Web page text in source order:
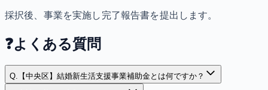
採択後、事業を実施し完了報告書を提出します。
❓よくある質問
Q. 【中央区】結婚新生活支援事業補助金とは何ですか？